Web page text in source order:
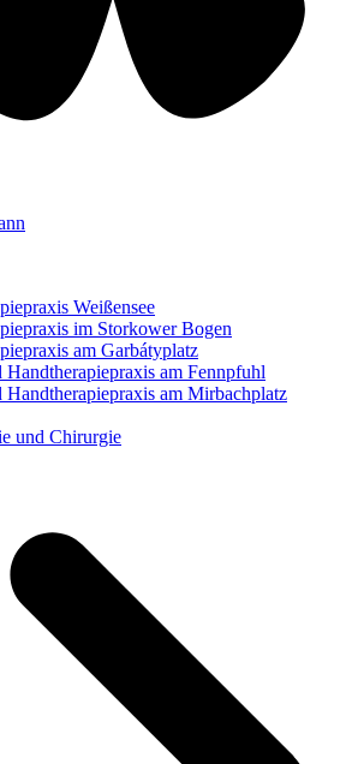
Weißensee
im Storkower Bogen
am Garbátyplatz
Handtherapiepraxis am Fennpfuhl
Handtherapiepraxis am Mirbachplatz
und Chirurgie